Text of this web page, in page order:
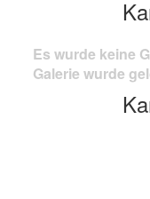
Es wurde keine
Galerie wurde